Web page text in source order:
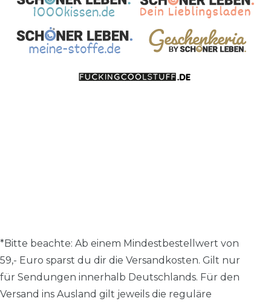
*Bitte beachte: Ab einem Mindestbestellwert von
59,- Euro sparst du dir die Versandkosten. Gilt nur
für Sendungen innerhalb Deutschlands. Für den
Versand ins Ausland gilt jeweils die reguläre